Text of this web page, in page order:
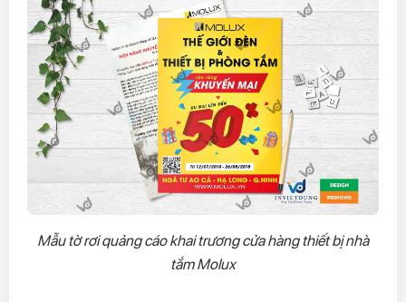
Mẫu tờ rơi quảng cáo khai trương cửa hàng thiết bị nhà
tắm Molux